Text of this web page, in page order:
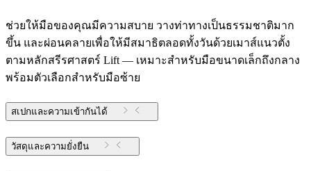
ช่วยให้มือของคุณมีความสบาย วางท่าทางเป็นธรรมชาติมาก
ขึ้น และผ่อนคลายเพื่อให้มีสมาธิตลอดทั้งวันด้วยเมาส์แนวตั้ง
ตามหลักสรีรศาสตร์ Lift — เหมาะสำหรับมือขนาดเล็กถึงกลาง
พร้อมตัวเลือกสำหรับมือซ้าย
สเปกและความเข้ากันได้
วัสดุและความยั่งยืน